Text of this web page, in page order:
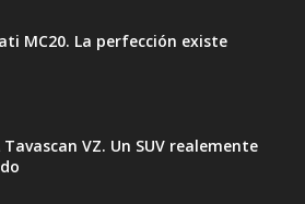
MC20. La perfección existe
Tavascan VZ. Un SUV realemente